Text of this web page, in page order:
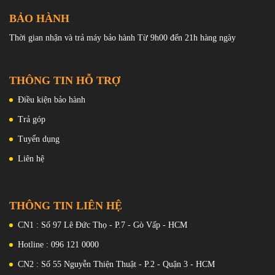
cận. Cảm biến vân tay nằm ở mặt bên của điện thoại, tăng gấp đôi
là nút nguồn. Đây là một vị trí tuyệt vời vì nó cho phép người dùng
BẢO HÀNH
Thời gian nhận và trả máy bảo hành Từ 9h00 đến 21h hàng ngày
THÔNG TIN HỖ TRỢ
Điều kiện bảo hành
Trả góp
Tuyển dụng
Liên hệ
THÔNG TIN LIÊN HỆ
CN1 : Số 97 Lê Đức Thọ - P.7 - Gò Vấp - HCM
Hotline : 096 121 0000
CN2 : Số 55 Nguyễn Thiện Thuật - P.2 - Quận 3 - HCM